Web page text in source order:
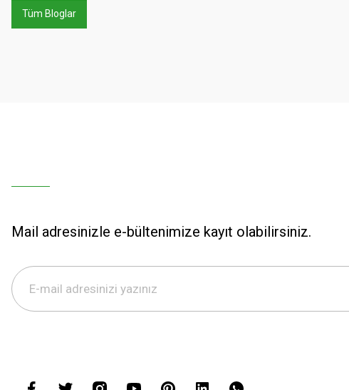
Tüm Bloglar
Mail adresinizle e-bültenimize kayıt olabilirsiniz.